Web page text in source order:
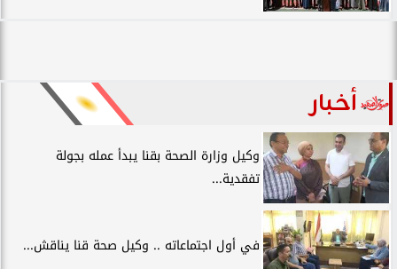
أخبار
وكيل وزارة الصحة بقنا يبدأ عمله بجولة
تفقدية...
في أول اجتماعاته .. وكيل صحة قنا يناقش...